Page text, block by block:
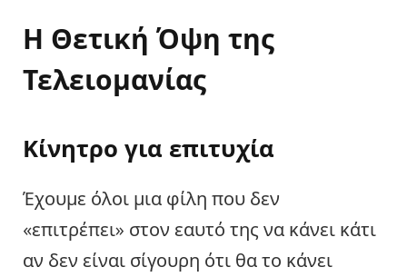
Η Θετική Όψη της
Τελειομανίας
Κίνητρο για επιτυχία
Έχουμε όλοι μια φίλη που δεν
«επιτρέπει» στον εαυτό της να κάνει κάτι
αν δεν είναι σίγουρη ότι θα το κάνει